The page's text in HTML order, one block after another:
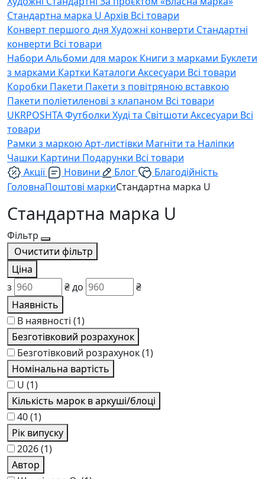
Стандартна марка U Архів Всі товари
Конверт першого дня Художні конверти Стандартні
конверти Всі товари
Набори Альбоми для марок Книги з марками Буклети
з марками Картки Каталоги Аксесуари Всі товари
Коробки Пакети Пакети з повітряною вставкою
Пакети поліетиленові з клапаном Всі товари
UKRPOSHTAФутболки Худі та Світшоти Аксесуари Всі
товари
Рамки з маркоюАрт-листівки Магніти та Наліпки
Чашки Картини Подарунки Всі товари
Акції
Новини Блог
Благодійність
ГоловнаПоштові маркиСтандартна марка U
Стандартна марка U
Фільтр
Очистити фільтр
Ціна
з
₴до
₴
Наявність
В наявності (1)
Безготівковий розрахунок
Безготівковий розрахунок(1)
Номінальна вартість
U (1)
Кількість марок в аркуші/блоці
40(1)
Рік випуску
2026(1)
Автор